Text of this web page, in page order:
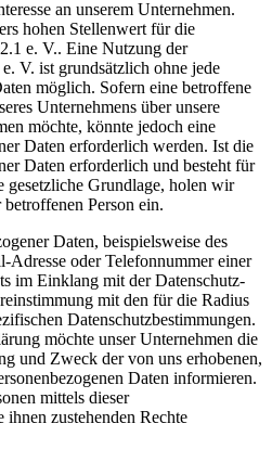
an unserem Unternehmen.
hohen Stellenwert für die
e. V.. Eine Nutzung der
V. ist grundsätzlich ohne jede
möglich. Sofern eine betroffene
Unternehmens über unsere
möchte, könnte jedoch eine
Daten erforderlich werden. Ist die
Daten erforderlich und besteht für
gesetzliche Grundlage, holen wir
Person ein.
Daten, beispielsweise des
oder Telefonnummer einer
im Einklang mit der Datenschutz-
mit den für die Radius
Datenschutzbestimmungen.
möchte unser Unternehmen die
und Zweck der von uns erhobenen,
Daten informieren.
mittels dieser
zustehenden Rechte